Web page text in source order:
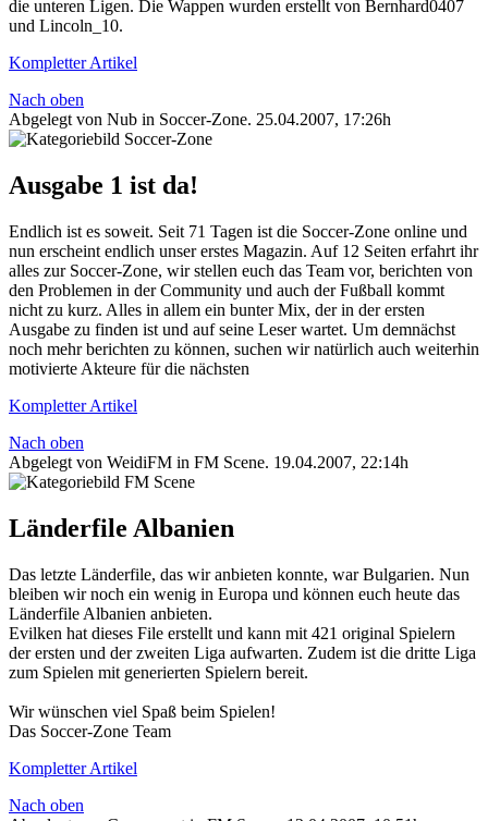
die unteren Ligen. Die Wappen wurden erstellt von Bernhard0407
und Lincoln_10.
Kompletter Artikel
Nach oben
Abgelegt von Nub in Soccer-Zone. 25.04.2007, 17:26h
Ausgabe 1 ist da!
Endlich ist es soweit. Seit 71 Tagen ist die Soccer-Zone online und
nun erscheint endlich unser erstes Magazin. Auf 12 Seiten erfahrt ihr
alles zur Soccer-Zone, wir stellen euch das Team vor, berichten von
den Problemen in der Community und auch der Fußball kommt
nicht zu kurz. Alles in allem ein bunter Mix, der in der ersten
Ausgabe zu finden ist und auf seine Leser wartet. Um demnächst
noch mehr berichten zu können, suchen wir natürlich auch weiterhin
motivierte Akteure für die nächsten
Kompletter Artikel
Nach oben
Abgelegt von WeidiFM in FM Scene. 19.04.2007, 22:14h
Länderfile Albanien
Das letzte Länderfile, das wir anbieten konnte, war Bulgarien. Nun
bleiben wir noch ein wenig in Europa und können euch heute das
Länderfile Albanien anbieten.
Evilken hat dieses File erstellt und kann mit 421 original Spielern
der ersten und der zweiten Liga aufwarten. Zudem ist die dritte Liga
zum Spielen mit generierten Spielern bereit.
Wir wünschen viel Spaß beim Spielen!
Das Soccer-Zone Team
Kompletter Artikel
Nach oben